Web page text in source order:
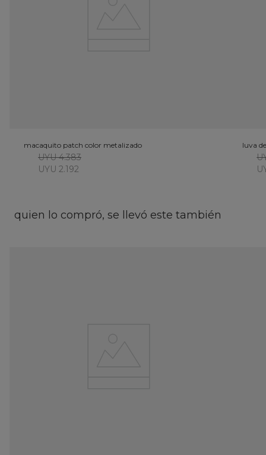
macaquito patch color metalizado
UYU 4.383
UYU 2.192
luva
quien lo compró, se llevó este también